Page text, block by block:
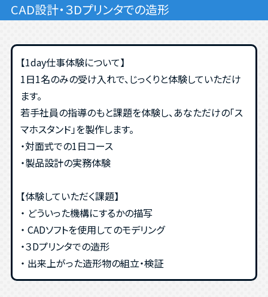
CAD設計・３Dプリンタでの造形
【1day仕事体験について】
1日1名のみの受け入れで、じっくりと体験していただけ
ます。
若手社員の指導のもと課題を体験し、あなただけの「ス
マホスタンド」を製作します。
・対面式での1日コース
・製品設計の実務体験
【体験していただく課題】
・ どういった機構にするかの描写
・ CADソフトを使用してのモデリング
・３Dプリンタでの造形
・ 出来上がった造形物の組立・検証